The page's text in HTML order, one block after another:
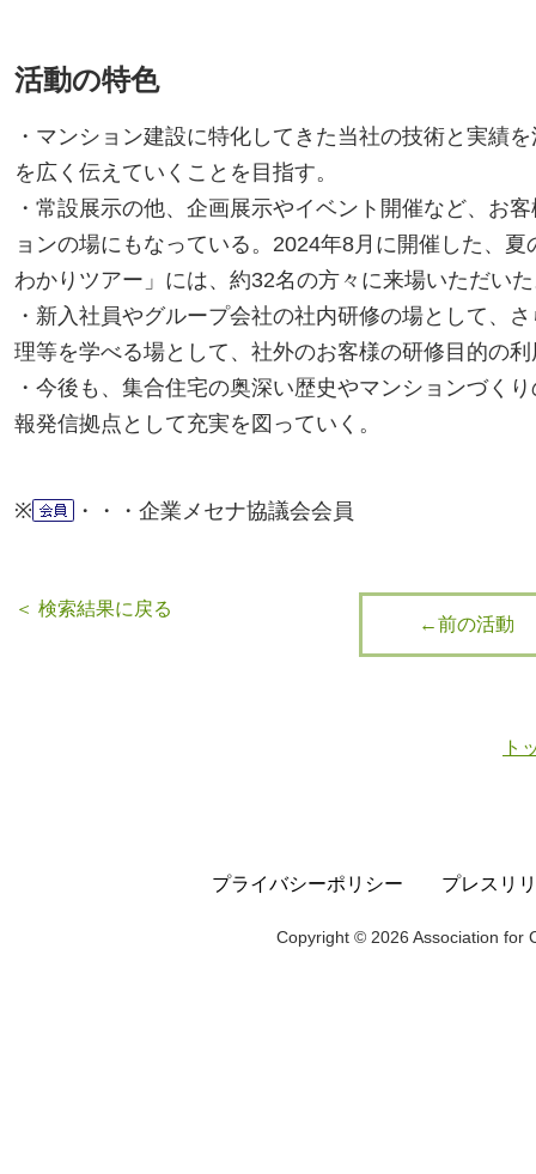
活動の特色
・マンション建設に特化してきた当社の技術と実績
を広く伝えていくことを目指す。
・常設展示の他、企画展示やイベント開催など、お
ョンの場にもなっている。2024年8月に開催した、
わかりツアー」には、約32名の方々に来場いただい
・新入社員やグループ会社の社内研修の場として、
理等を学べる場として、社外のお客様の研修目的の
・今後も、集合住宅の奥深い歴史やマンションづく
報発信拠点として充実を図っていく。
※ ・・・企業メセナ協議会会員
＜ 検索結果に戻る
←前の活動
ト
プライバシーポリシー プレスリ
Copyright © 2026 Association for